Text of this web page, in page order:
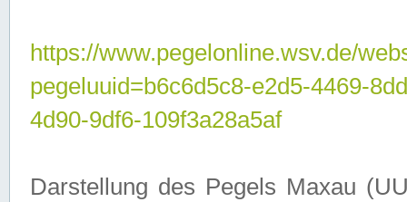
https://www.pegelonline.wsv.de/
pegeluuid=b6c6d5c8-e2d5-4469-
4d90-9df6-109f3a28a5af
Darstellung des Pegels Maxau